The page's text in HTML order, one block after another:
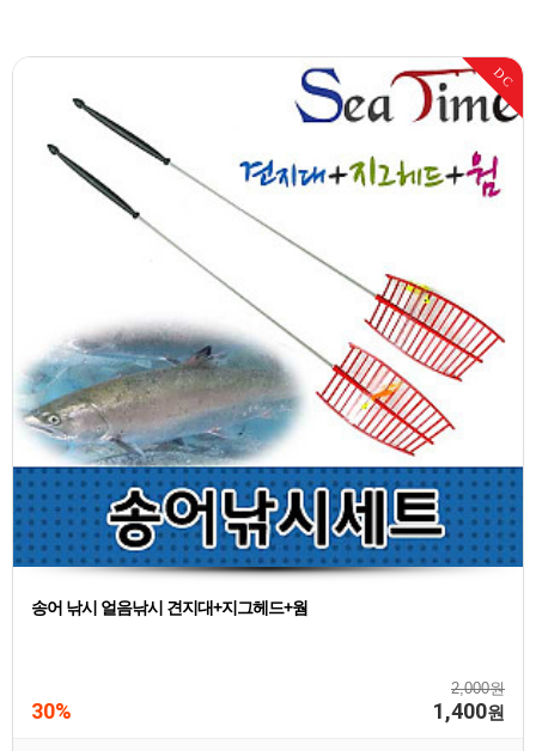
DC
송어 낚시 얼음낚시 견지대+지그헤드+웜
2,000원
30% 1,400원